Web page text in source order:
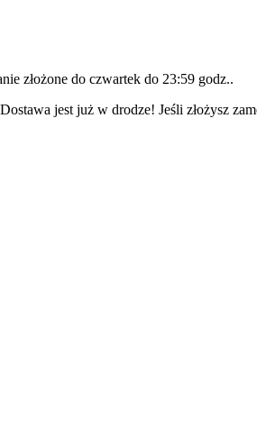
złożone do czwartek do 23:59 godz..
jest już w drodze! Jeśli złożysz